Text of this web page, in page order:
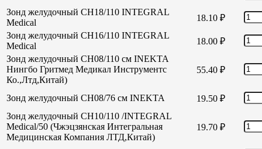
Зонд желудочный СН18/110 INTEGRAL
Medical
18.10 ₽
Зонд желудочный СН16/110 INTEGRAL
Medical
18.00 ₽
Зонд желудочный СН08/110 см INEKTA
Нингбо Гритмед Медикал Инструментс
Ко.,Лтд,Китай)
55.40 ₽
Зонд желудочный СН08/76 см INEKTA 19.50 ₽
Зонд желудочный СН10/110 /INTEGRAL
Medical/50 (Чжэцзянская Интегральная
Медицинская Компания ЛТД,Китай)
19.70 ₽